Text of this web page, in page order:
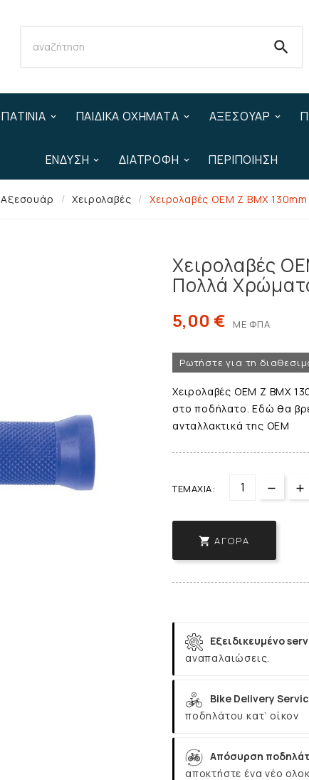

ΠΑΤΊΝΙΑ ΠΑΙΔΙΚΆ ΟΧΉΜΑΤΑ ΑΞΕΣΟΥΆΡ
ΈΝΔΥΣΗ ΔΙΑΤΡΟΦΉ ΠΕΡΙΠΟΊΗΣΗ
Αξεσουάρ Χειρολαβές Χειρολαβές OEM Z BMX
Χειρολαβές
Πολλά
5,00 € ΜΕ ΦΠΑ
Ρωτήστε για τη
Χειρολαβές OEM Z BMX
στο ποδήλατο. Εδώ θα
ανταλλακτικά της ΟΕΜ
ΤΕΜΆΧΙΑ:
 ΑΓΟΡΆ
Εξειδικευμένο
αναπαλαιώσεις.
Bike Delivery
ποδηλάτου κατ’ οίκον
Απόσυρση
αποκτήστε ένα νέο